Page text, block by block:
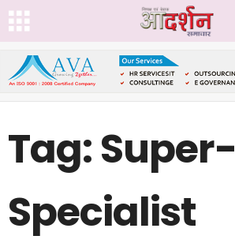
Tag: Super-
Specialist